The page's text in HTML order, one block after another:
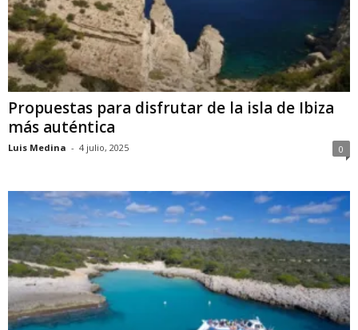
Propuestas para disfrutar de la isla de Ibiza
más auténtica
Luis Medina - 4 julio, 2025 0